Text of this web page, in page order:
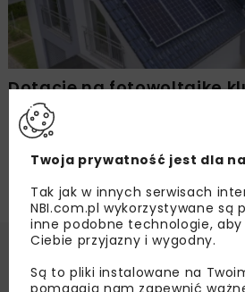
Dotacje na fotowoltaikę
do zielonej transformacji?
Twoja prywatność jest dla
Tak jak w innych serwisach
NBI.com.pl wykorzystywane są
inne podobne technologie, aby
Ciebie przyjazny i wygodny.
Są to pliki instalowane na
pomagają nam zapewnić